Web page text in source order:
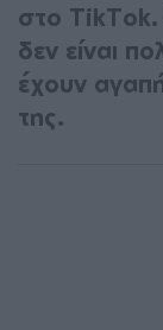
στο TikTok.
δεν είναι
έχουν
της.